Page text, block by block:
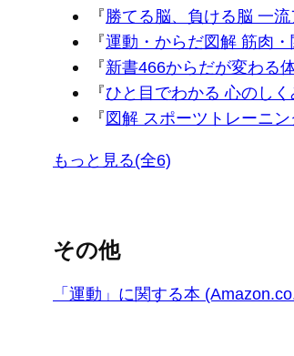
『勝てる脳、負ける脳 一
『運動・からだ図解 筋肉
『新書466からだが変わる
『ひと目でわかる 心のし
『図解 スポーツトレーニ
もっと見る(全6)
その他
「運動」に関する本